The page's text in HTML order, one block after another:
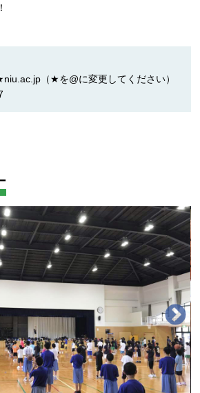
（★を@に変更してください）